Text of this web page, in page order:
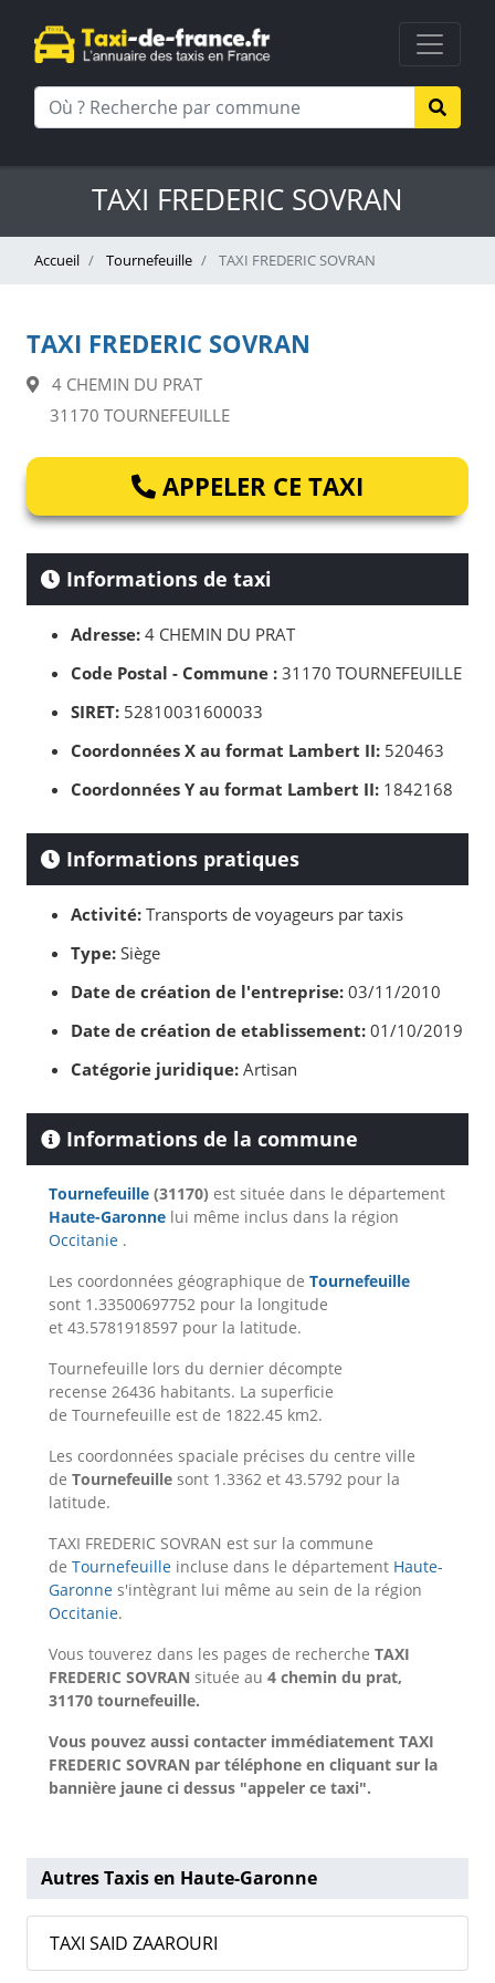
TAXI FREDERIC SOVRAN
Accueil Tournefeuille TAXI FREDERIC SOVRAN
TAXI FREDERIC SOVRAN
4 CHEMIN DU PRAT
31170 TOURNEFEUILLE
APPELER CE TAXI
Informations de taxi
Adresse: 4 CHEMIN DU PRAT
Code Postal - Commune : 31170 TOURNEFEUILLE
SIRET: 52810031600033
Coordonnées X au format Lambert II: 520463
Coordonnées Y au format Lambert II: 1842168
Informations pratiques
Activité: Transports de voyageurs par taxis
Type: Siège
Date de création de l'entreprise: 03/11/2010
Date de création de etablissement: 01/10/2019
Catégorie juridique: Artisan
Informations de la commune
Tournefeuille (31170) est située dans le département
Haute-Garonne lui même inclus dans la région
Occitanie .
Les coordonnées géographique de Tournefeuille
sont 1.33500697752 pour la longitude
et 43.5781918597 pour la latitude.
Tournefeuille lors du dernier décompte
recense 26436 habitants. La superficie
de Tournefeuille est de 1822.45 km2.
Les coordonnées spaciale précises du centre ville
de Tournefeuille sont 1.3362 et 43.5792 pour la
latitude.
TAXI FREDERIC SOVRAN est sur la commune
de Tournefeuille incluse dans le département Haute-
Garonne s'intègrant lui même au sein de la région
Occitanie.
Vous touverez dans les pages de recherche TAXI
FREDERIC SOVRAN située au 4 chemin du prat,
31170 tournefeuille.
Vous pouvez aussi contacter immédiatement TAXI
FREDERIC SOVRAN par téléphone en cliquant sur la
bannière jaune ci dessus "appeler ce taxi".
Autres Taxis en Haute-Garonne
TAXI SAID ZAAROURI